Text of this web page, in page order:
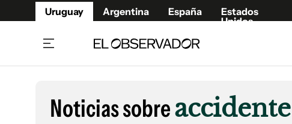
Uruguay Argentina España
Estados
Unidos
Beneficios Member
Fúnebres
Noticias sobre